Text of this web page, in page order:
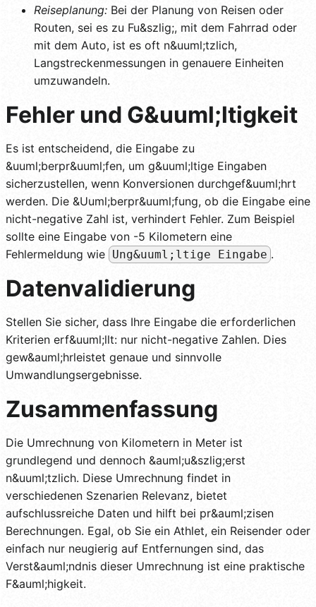
Reiseplanung: Bei der Planung von Reisen oder
Routen, sei es zu Fu&szlig;, mit dem Fahrrad oder
mit dem Auto, ist es oft n&uuml;tzlich,
Langstreckenmessungen in genauere Einheiten
umzuwandeln.
Fehler und G&uuml;ltigkeit
Es ist entscheidend, die Eingabe zu
&uuml;berpr&uuml;fen, um g&uuml;ltige Eingaben
sicherzustellen, wenn Konversionen durchgef&uuml;hrt
werden. Die &Uuml;berpr&uuml;fung, ob die Eingabe eine
nicht-negative Zahl ist, verhindert Fehler. Zum Beispiel
sollte eine Eingabe von -5 Kilometern eine
Fehlermeldung wie Ung&uuml;ltige Eingabe .
Datenvalidierung
Stellen Sie sicher, dass Ihre Eingabe die erforderlichen
Kriterien erf&uuml;llt: nur nicht-negative Zahlen. Dies
gew&auml;hrleistet genaue und sinnvolle
Umwandlungsergebnisse.
Zusammenfassung
Die Umrechnung von Kilometern in Meter ist
grundlegend und dennoch &auml;u&szlig;erst
n&uuml;tzlich. Diese Umrechnung findet in
verschiedenen Szenarien Relevanz, bietet
aufschlussreiche Daten und hilft bei pr&auml;zisen
Berechnungen. Egal, ob Sie ein Athlet, ein Reisender oder
einfach nur neugierig auf Entfernungen sind, das
Verst&auml;ndnis dieser Umrechnung ist eine praktische
F&auml;higkeit.